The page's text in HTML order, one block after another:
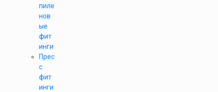
пиле
нов
ые
фит
инги
Прес
с
фит
инги